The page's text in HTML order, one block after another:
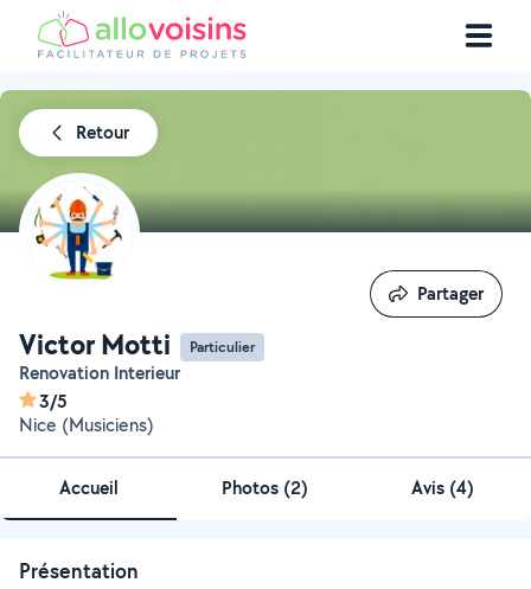
Retour
Victor Motti Particulier
Renovation Interieur
3/5
Nice (Musiciens)
Partager
Partager
Accueil Photos (2) Avis (4)
Présentation